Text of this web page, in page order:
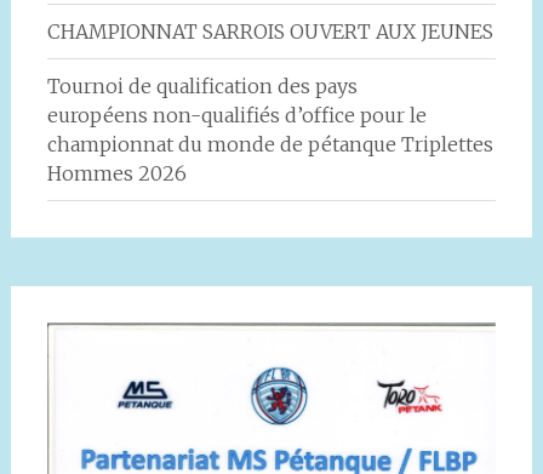
CHAMPIONNAT SARROIS OUVERT AUX JEUNES
Tournoi de qualification des pays
européens non-qualifiés d’office pour le
championnat du monde de pétanque Triplettes
Hommes 2026